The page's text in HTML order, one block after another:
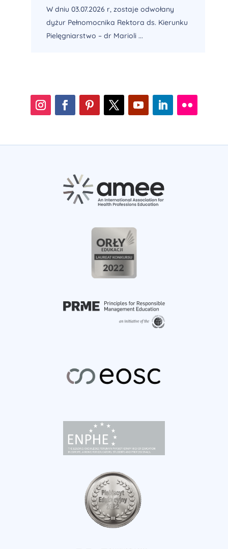
W dniu 03.07.2026 r, zostaje odwołany
dyżur Pełnomocnika Rektora ds. Kierunku
Pielęgniarstwo – dr Marioli ...